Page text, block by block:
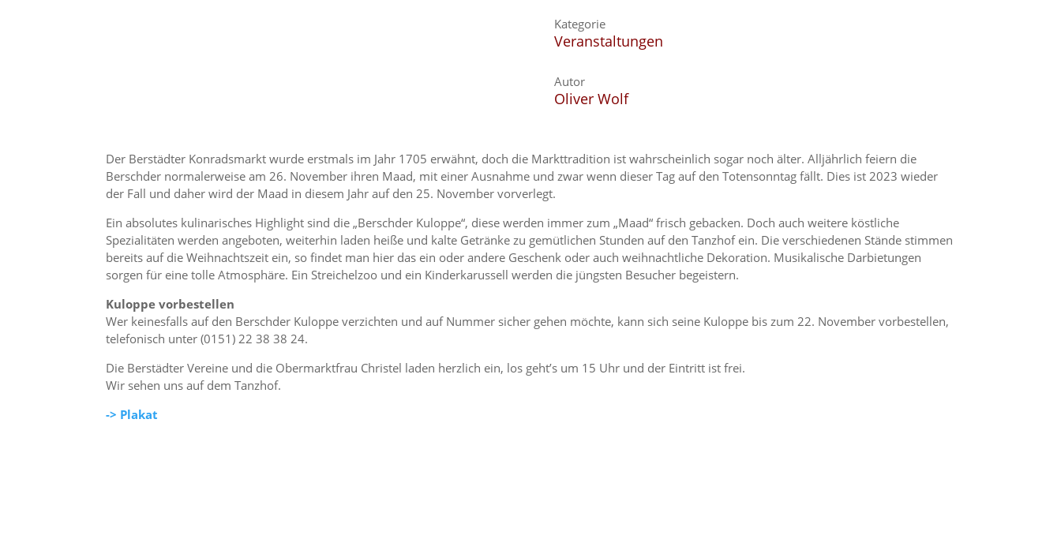
Kategorie
Veranstaltungen
Autor
Oliver Wolf
Der Berstädter Konradsmarkt wurde erstmals im Jahr 1705 erwähnt, doch die Markttradition ist wahrscheinlich sogar noch älter. Alljährlich feiern die
Berschder normalerweise am 26. November ihren Maad, mit einer Ausnahme und zwar wenn dieser Tag auf den Totensonntag fällt. Dies ist 2023 wieder
der Fall und daher wird der Maad in diesem Jahr auf den 25. November vorverlegt.
Ein absolutes kulinarisches Highlight sind die „Berschder Kuloppe“, diese werden immer zum „Maad“ frisch gebacken. Doch auch weitere köstliche
Spezialitäten werden angeboten, weiterhin laden heiße und kalte Getränke zu gemütlichen Stunden auf den Tanzhof ein. Die verschiedenen Stände stimmen
bereits auf die Weihnachtszeit ein, so findet man hier das ein oder andere Geschenk oder auch weihnachtliche Dekoration. Musikalische Darbietungen
sorgen für eine tolle Atmosphäre. Ein Streichelzoo und ein Kinderkarussell werden die jüngsten Besucher begeistern.
Kuloppe vorbestellen
Wer keinesfalls auf den Berschder Kuloppe verzichten und auf Nummer sicher gehen möchte, kann sich seine Kuloppe bis zum 22. November vorbestellen,
telefonisch unter (0151) 22 38 38 24.
Die Berstädter Vereine und die Obermarktfrau Christel laden herzlich ein, los geht’s um 15 Uhr und der Eintritt ist frei.
Wir sehen uns auf dem Tanzhof.
-> Plakat